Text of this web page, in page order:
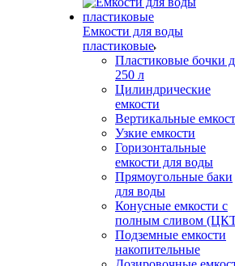
Емкости для воды
пластиковые
Пластиковые бочки
250 л
Цилиндрические
емкости
Вертикальные
Узкие емкости
Горизонтальные
емкости для воды
Прямоугольные баки
для воды
Конусные емкости с
полным сливом
Подземные емкости
накопительные